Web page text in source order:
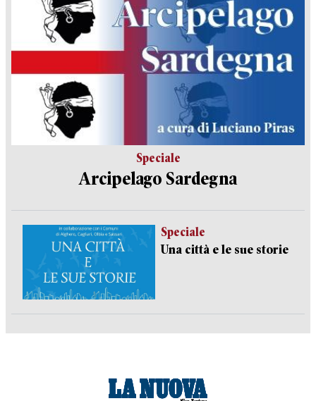
Speciale
Arcipelago Sardegna
Speciale
Una città e le sue storie